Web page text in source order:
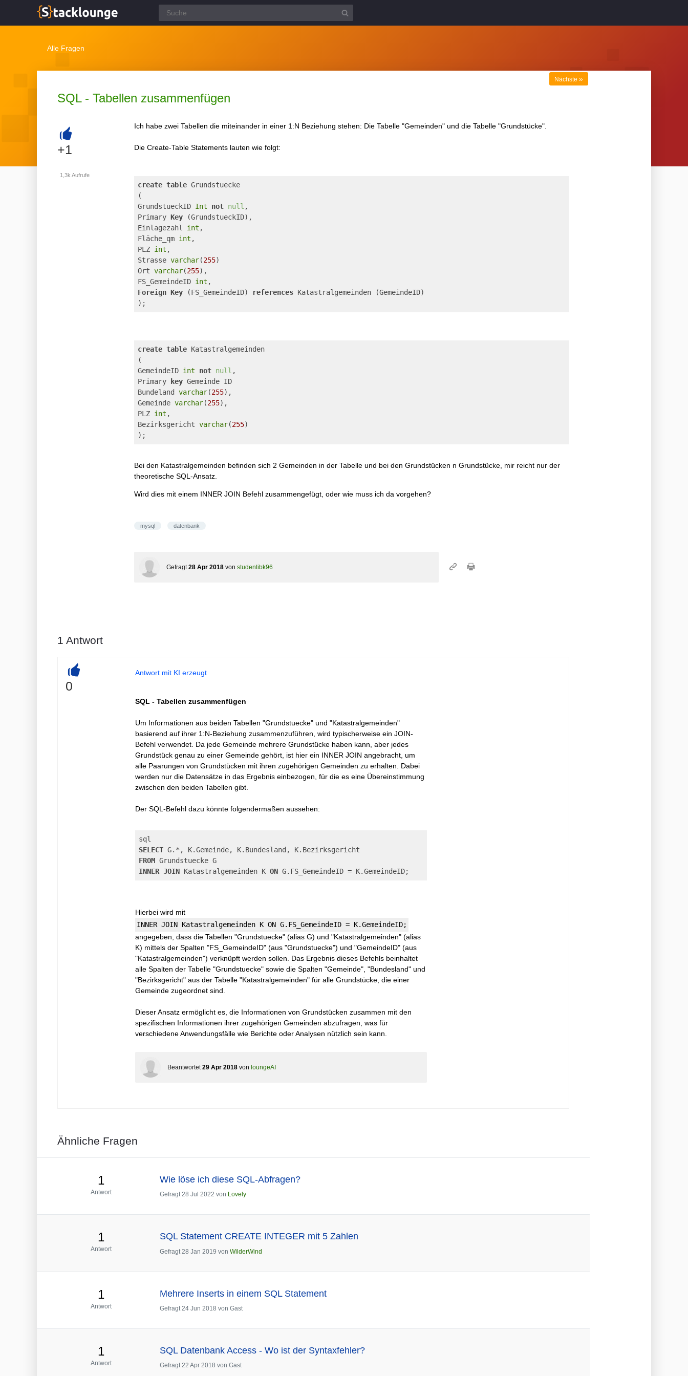
Alle Fragen
SQL - Tabellen zusammenfügen
Nächste »
+
+1
1,3k Aufrufe
Ich habe zwei Tabellen die miteinander in einer 1:N Beziehung stehen: Die Tabelle "Gemeinden" und die Tabelle "Grundstücke".
Die Create-Table Statements lauten wie folgt:
create table Grundstuecke
(
GrundstueckID Int not null ,
Primary Key (GrundstueckID),
Einlagezahl int ,
Fläche_qm int ,
PLZ int ,
Strasse varchar(255)
Ort varchar(255),
FS_GemeindeID int ,
Foreign Key (FS_GemeindeID) references Katastralgemeinden (GemeindeID)
);
create table Katastralgemeinden
(
GemeindeID int not null ,
Primary
key Gemeinde ID
Bundeland varchar(255),
Gemeinde varchar(255),
PLZ int ,
Bezirksgericht varchar(255)
);
Bei den Katastralgemeinden befinden sich 2 Gemeinden in der Tabelle und bei den Grundstücken n Grundstücke, mir reicht nur der
theoretische SQL-Ansatz.
Wird dies mit einem INNER JOIN Befehl zusammengefügt, oder wie muss ich da vorgehen?
mysql datenbank
Gefragt 28 Apr 2018 von studentibk96
1 Antwort
+
0
Antwort mit KI erzeugt
SQL - Tabellen zusammenfügen
Um Informationen aus beiden Tabellen "Grundstuecke" und "Katastralgemeinden"
basierend auf ihrer 1:N-Beziehung zusammenzuführen, wird typischerweise ein JOIN-
Befehl verwendet. Da jede Gemeinde mehrere Grundstücke haben kann, aber jedes
Grundstück genau zu einer Gemeinde gehört, ist hier ein INNER JOIN angebracht, um
alle Paarungen von Grundstücken mit ihren zugehörigen Gemeinden zu erhalten. Dabei
werden nur die Datensätze in das Ergebnis einbezogen, für die es eine Übereinstimmung
zwischen den beiden Tabellen gibt.
Der SQL-Befehl dazu könnte folgendermaßen aussehen:
SELECT
FROM
Grundstuecke G
INNER JOIN Katastralgemeinden K ON
Hierbei wird mit
INNER JOIN Katastralgemeinden K ON G.FS_GemeindeID = K.GemeindeID;
angegeben, dass die Tabellen "Grundstuecke" (alias G) und "Katastralgemeinden" (alias
K) mittels der Spalten "FS_GemeindeID" (aus "Grundstuecke") und "GemeindeID" (aus
"Katastralgemeinden") verknüpft werden sollen. Das Ergebnis dieses Befehls beinhaltet
alle Spalten der Tabelle "Grundstuecke" sowie die Spalten "Gemeinde", "Bundesland" und
"Bezirksgericht" aus der Tabelle "Katastralgemeinden" für alle Grundstücke, die einer
Gemeinde zugeordnet sind.
Dieser Ansatz ermöglicht es, die Informationen von Grundstücken zusammen mit den
spezifischen Informationen ihrer zugehörigen Gemeinden abzufragen, was für
verschiedene Anwendungsfälle wie Berichte oder Analysen nützlich sein kann.
Beantwortet 29 Apr 2018 von loungeAI
Ähnliche Fragen
1
Antwort
Wie löse ich diese SQL-Abfragen?
Gefragt 28 Jul 2022 von Lovely
1
Antwort
SQL Statement CREATE INTEGER mit 5 Zahlen
Gefragt 28 Jan 2019 von WilderWind
1
Antwort
Mehrere Inserts in einem SQL Statement
Gefragt 24 Jun 2018 von Gast
1
Antwort
SQL Datenbank Access - Wo ist der Syntaxfehler?
Gefragt 22 Apr 2018 von Gast